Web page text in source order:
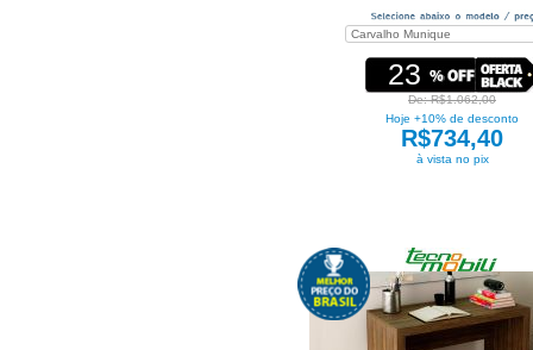
23
De: R$1.062,00
Hoje +10% de desconto
R$734,40
à vista no pix